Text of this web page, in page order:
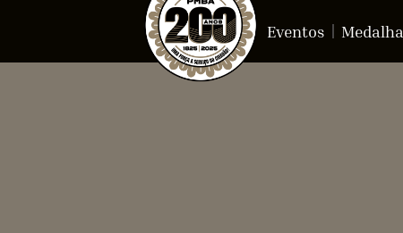
Eventos Medalha